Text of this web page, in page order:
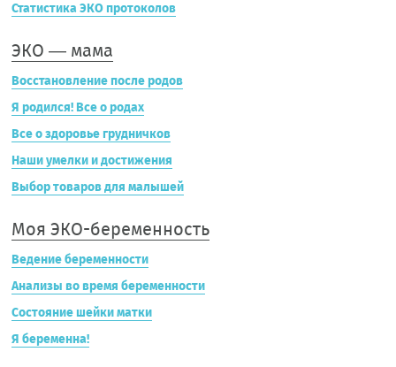
Статистика ЭКО протоколов
ЭКО — мама
Восстановление после родов
Я родился! Все о родах
Все о здоровье грудничков
Наши умелки и достижения
Выбор товаров для малышей
Моя ЭКО-беременность
Ведение беременности
Анализы во время беременности
Состояние шейки матки
Я беременна!